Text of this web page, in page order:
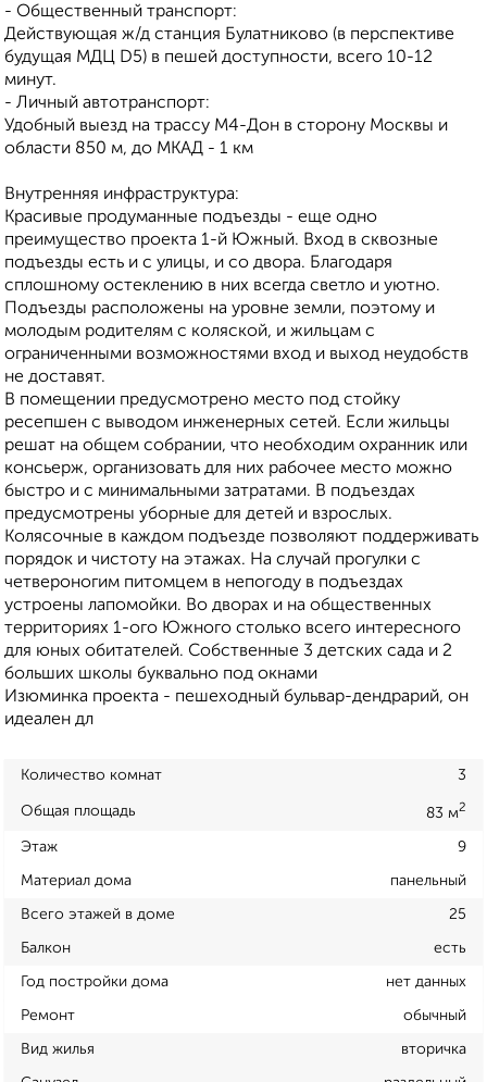
- Общественный транспорт:
Действующая ж/д станция Булатниково (в перспективе
будущая МДЦ D5) в пешей доступности, всего 10-12
минут.
- Личный автотранспорт:
Удобный выезд на трассу М4-Дон в сторону Москвы и
области 850 м, до МКАД - 1 км
Внутренняя инфраструктура:
Красивые продуманные подъезды - еще одно
преимущество проекта 1-й Южный. Вход в сквозные
подъезды есть и с улицы, и со двора. Благодаря
сплошному остеклению в них всегда светло и уютно.
Подъезды расположены на уровне земли, поэтому и
молодым родителям с коляской, и жильцам с
ограниченными возможностями вход и выход неудобств
не доставят.
В помещении предусмотрено место под стойку
ресепшен с выводом инженерных сетей. Если жильцы
решат на общем собрании, что необходим охранник или
консьерж, организовать для них рабочее место можно
быстро и с минимальными затратами. В подъездах
предусмотрены уборные для детей и взрослых.
Колясочные в каждом подъезде позволяют поддерживать
порядок и чистоту на этажах. На случай прогулки с
четвероногим питомцем в непогоду в подъездах
устроены лапомойки. Во дворах и на общественных
территориях 1-ого Южного столько всего интересного
для юных обитателей. Собственные 3 детских сада и 2
больших школы буквально под окнами
Изюминка проекта - пешеходный бульвар-дендрарий, он
идеален дл
Количество комнат 3
Общая площадь 83 м2
Этаж 9
Материал дома панельный
Всего этажей в доме 25
Балкон есть
Год постройки дома нет данных
Ремонт обычный
Вид жилья вторичка